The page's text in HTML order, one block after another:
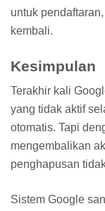
untuk
kembali.
Kesimpulan
Terakhir kali
yang tidak aktif
otomatis. Tapi
mengembalikan
penghapusan
Sistem Google